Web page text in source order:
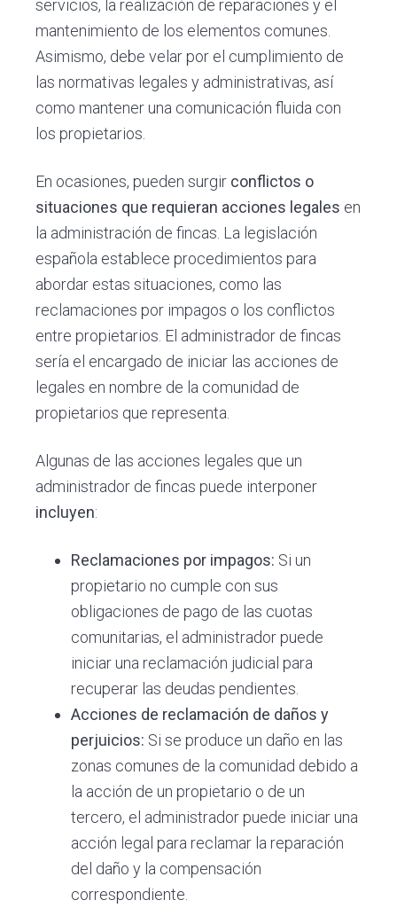
servicios, la realización de reparaciones y el
mantenimiento de los elementos comunes.
Asimismo, debe velar por el cumplimiento de
las normativas legales y administrativas, así
como mantener una comunicación fluida con
los propietarios.
En ocasiones, pueden surgir conflictos o
situaciones que requieran acciones legales en
la administración de fincas. La legislación
española establece procedimientos para
abordar estas situaciones, como las
reclamaciones por impagos o los conflictos
entre propietarios. El administrador de fincas
sería el encargado de iniciar las acciones de
legales en nombre de la comunidad de
propietarios que representa.
Algunas de las acciones legales que un
administrador de fincas puede interponer
incluyen:
Reclamaciones por impagos: Si un
propietario no cumple con sus
obligaciones de pago de las cuotas
comunitarias, el administrador puede
iniciar una reclamación judicial para
recuperar las deudas pendientes.
Acciones de reclamación de daños y
perjuicios: Si se produce un daño en las
zonas comunes de la comunidad debido a
la acción de un propietario o de un
tercero, el administrador puede iniciar una
acción legal para reclamar la reparación
del daño y la compensación
correspondiente.